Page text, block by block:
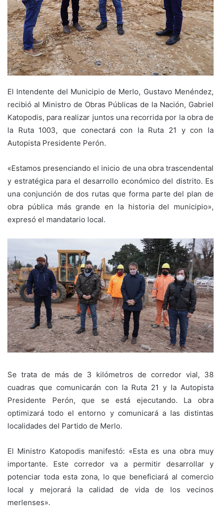
El Intendente del Municipio de Merlo, Gustavo Menéndez,
recibió al Ministro de Obras Públicas de la Nación, Gabriel
Katopodis, para realizar juntos una recorrida por la obra de
la Ruta 1003, que conectará con la Ruta 21 y con la
Autopista Presidente Perón.
«Estamos presenciando el inicio de una obra trascendental
y estratégica para el desarrollo económico del distrito. Es
una conjunción de dos rutas que forma parte del plan de
obra pública más grande en la historia del municipio»,
expresó el mandatario local.
Se trata de más de 3 kilómetros de corredor vial, 38
cuadras que comunicarán con la Ruta 21 y la Autopista
Presidente Perón, que se está ejecutando. La obra
optimizará todo el entorno y comunicará a las distintas
localidades del Partido de Merlo.
El Ministro Katopodis manifestó: «Esta es una obra muy
importante. Este corredor va a permitir desarrollar y
potenciar toda esta zona, lo que beneficiará al comercio
local y mejorará la calidad de vida de los vecinos
merlenses».